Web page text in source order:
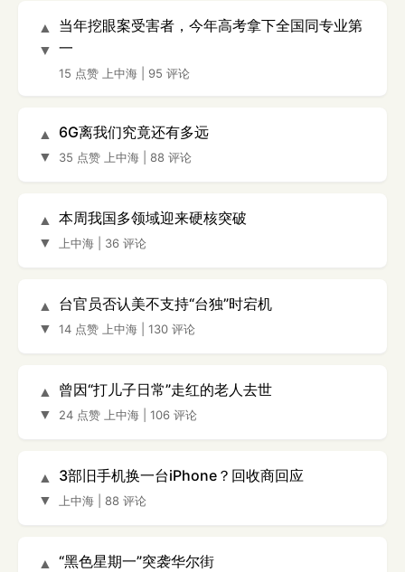
▲
▼
当年挖眼案受害者，今年高考拿下全国同专业第
一
15 点赞 上中海 95 评论
▲
▼
6G离我们究竟还有多远
35 点赞 上中海 88 评论
▲
▼
本周我国多领域迎来硬核突破
上中海 36 评论
▲
▼
台官员否认美不支持“台独”时宕机
14 点赞 上中海 130 评论
▲
▼
曾因“打儿子日常”走红的老人去世
24 点赞 上中海 106 评论
▲
▼
3部旧手机换一台iPhone？回收商回应
上中海 88 评论
▲
“黑色星期一”突袭华尔街